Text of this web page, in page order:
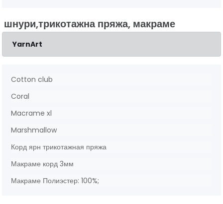
шнури,трикотажна пряжа, макраме
YarnArt
Cotton club
Coral
Macrame xl
Marshmallow
Корд ярн трикотажная пряжа
Макраме корд 3мм
Макраме Полиэстер: 100%;